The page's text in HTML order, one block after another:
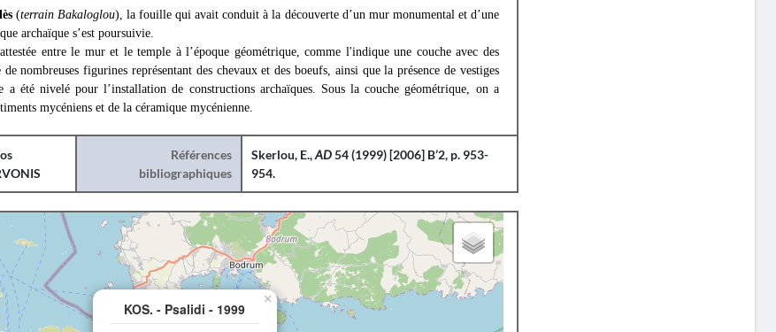
(terrain Bakaloglou), la fouille qui avait conduit à la découverte d’un mur monumental et d’une
archaïque s’est poursuivie.
entre le mur et le temple à l’époque géométrique, comme l'indique une couche avec des
nombreuses figurines représentant des chevaux et des boeufs, ainsi que la présence de vestiges
a été nivelé pour l’installation de constructions archaïques. Sous la couche géométrique, on a
mycéniens et de la céramique mycénienne.
Références
bibliographiques
Skerlou, E.,AD54 (1999) [2006] B’2, p. 953-
954.
KOS. - Psalidi - 1999
×